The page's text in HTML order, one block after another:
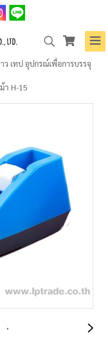
ว เทป อุปกรณ์เพื่อการบรรจุ
า H-15